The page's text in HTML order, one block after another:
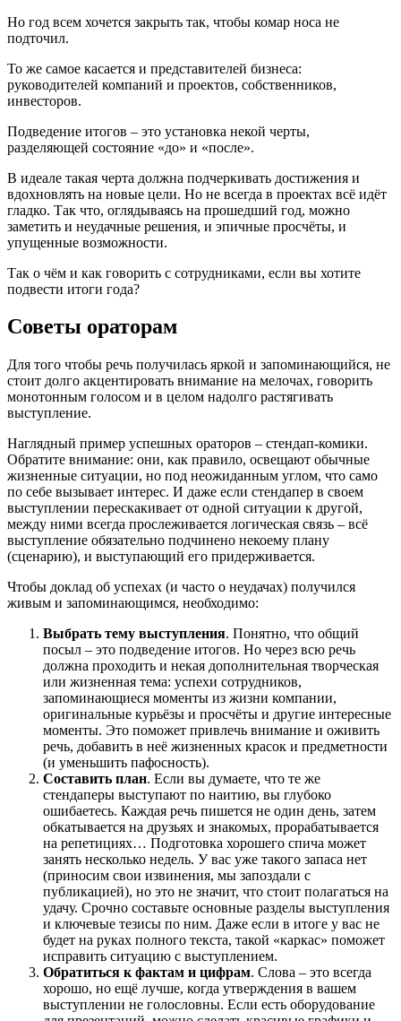
Но год всем хочется закрыть так, чтобы комар носа не
подточил.
То же самое касается и представителей бизнеса:
руководителей компаний и проектов, собственников,
инвесторов.
Подведение итогов – это установка некой черты,
разделяющей состояние «до» и «после».
В идеале такая черта должна подчеркивать достижения и
вдохновлять на новые цели. Но не всегда в проектах всё идёт
гладко. Так что, оглядываясь на прошедший год, можно
заметить и неудачные решения, и эпичные просчёты, и
упущенные возможности.
Так о чём и как говорить с сотрудниками, если вы хотите
подвести итоги года?
Советы ораторам
Для того чтобы речь получилась яркой и запоминающийся, не
стоит долго акцентировать внимание на мелочах, говорить
монотонным голосом и в целом надолго растягивать
выступление.
Наглядный пример успешных ораторов – стендап-комики.
Обратите внимание: они, как правило, освещают обычные
жизненные ситуации, но под неожиданным углом, что само
по себе вызывает интерес. И даже если стендапер в своем
выступлении перескакивает от одной ситуации к другой,
между ними всегда прослеживается логическая связь – всё
выступление обязательно подчинено некоему плану
(сценарию), и выступающий его придерживается.
Чтобы доклад об успехах (и часто о неудачах) получился
живым и запоминающимся, необходимо:
Выбрать тему выступления. Понятно, что общий
посыл – это подведение итогов. Но через всю речь
должна проходить и некая дополнительная творческая
или жизненная тема: успехи сотрудников,
запоминающиеся моменты из жизни компании,
оригинальные курьёзы и просчёты и другие интересные
моменты. Это поможет привлечь внимание и оживить
речь, добавить в неё жизненных красок и предметности
(и уменьшить пафосность).
Составить план. Если вы думаете, что те же
стендаперы выступают по наитию, вы глубоко
ошибаетесь. Каждая речь пишется не один день, затем
обкатывается на друзьях и знакомых, прорабатывается
на репетициях… Подготовка хорошего спича может
занять несколько недель. У вас уже такого запаса нет
(приносим свои извинения, мы запоздали с
публикацией), но это не значит, что стоит полагаться на
удачу. Срочно составьте основные разделы выступления
и ключевые тезисы по ним. Даже если в итоге у вас не
будет на руках полного текста, такой «каркас» поможет
исправить ситуацию с выступлением.
Обратиться к фактам и цифрам. Слова – это всегда
хорошо, но ещё лучше, когда утверждения в вашем
выступлении не голословны. Если есть оборудование